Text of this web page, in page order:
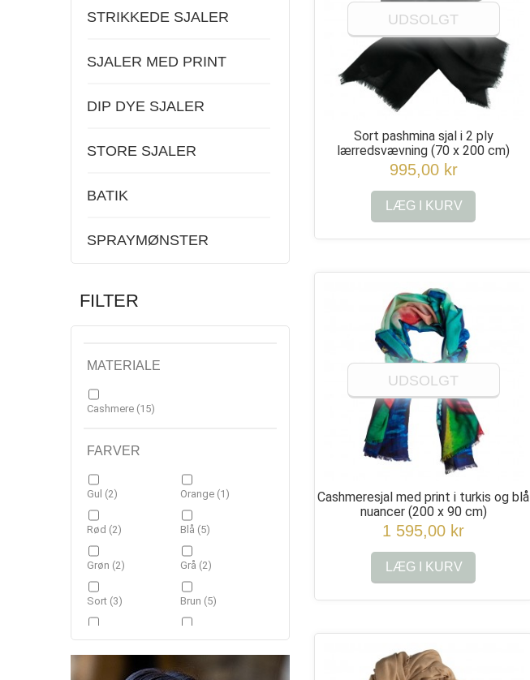
STRIKKEDE SJALER
SJALER MED PRINT
DIP DYE SJALER
STORE SJALER
BATIK
SPRAYMØNSTER
FILTER
MATERIALE
Cashmere (15)
FARVER
Gul (2) Orange (1)
Rød (2) Blå (5)
Grøn (2) Grå (2)
Sort (3) Brun (5)
Beige(2) Hvid(1)
UDSOLGT
Sort pashmina sjal i 2 ply
lærredsvævning(70 x 200 cm)
995,00 kr
LÆG I KURV
UDSOLGT
Cashmeresjal med print i turkis og blå
nuancer (200 x 90 cm)
1 595,00 kr
LÆG I KURV